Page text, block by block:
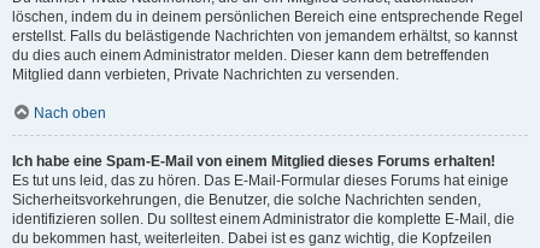
löschen, indem du in deinem persönlichen Bereich eine entsprechende Regel
erstellst. Falls du belästigende Nachrichten von jemandem erhältst, so kannst
du dies auch einem Administrator melden. Dieser kann dem betreffenden
Mitglied dann verbieten, Private Nachrichten zu versenden.
Nach oben
Ich habe eine Spam-E-Mail von einem Mitglied dieses Forums erhalten!
Es tut uns leid, das zu hören. Das E-Mail-Formular dieses Forums hat einige
Sicherheitsvorkehrungen, die Benutzer, die solche Nachrichten senden,
identifizieren sollen. Du solltest einem Administrator die komplette E-Mail, die
du bekommen hast, weiterleiten. Dabei ist es ganz wichtig, die Kopfzeilen